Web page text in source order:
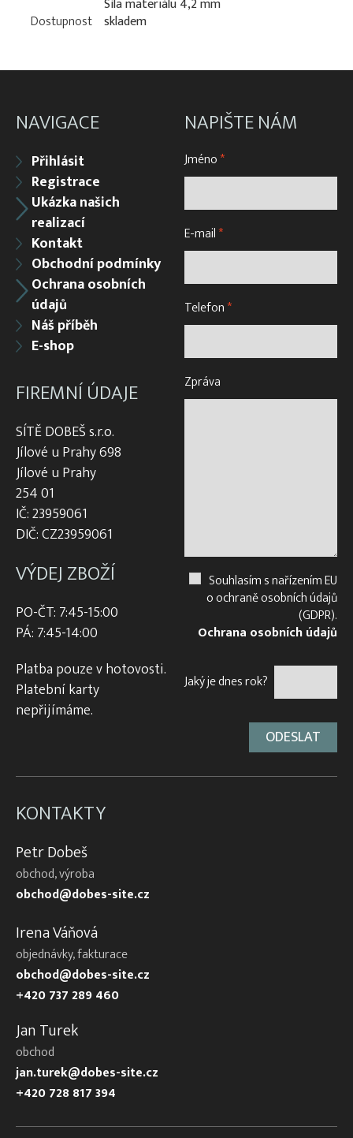
Síla materiálu 4,2 mm
Dostupnost skladem
NAVIGACE
Přihlásit
Registrace
Ukázka našich
realizací
Kontakt
Obchodní podmínky
Ochrana osobních
údajů
Náš příběh
E-shop
FIREMNÍ ÚDAJE
SÍTĚ DOBEŠ s.r.o.
Jílové u Prahy 698
Jílové u Prahy
254 01
IČ: 23959061
DIČ: CZ23959061
VÝDEJ ZBOŽÍ
PO-ČT: 7:45-15:00
PÁ: 7:45-14:00
Platba pouze v hotovosti.
Platební karty
nepřijímáme.
NAPIŠTE NÁM
Jméno*
E-mail*
Telefon*
Zpráva
Souhlasím s nařízením EU
o ochraně osobních údajů
(GDPR).
Ochrana osobních údajů
Jaký je dnes rok?
KONTAKTY
Petr Dobeš
obchod, výroba
obchod@dobes-site.cz
Irena Váňová
objednávky, fakturace
obchod@dobes-site.cz
+420 737 289 460
Jan Turek
obchod
jan.turek@dobes-site.cz
+420 728 817 394